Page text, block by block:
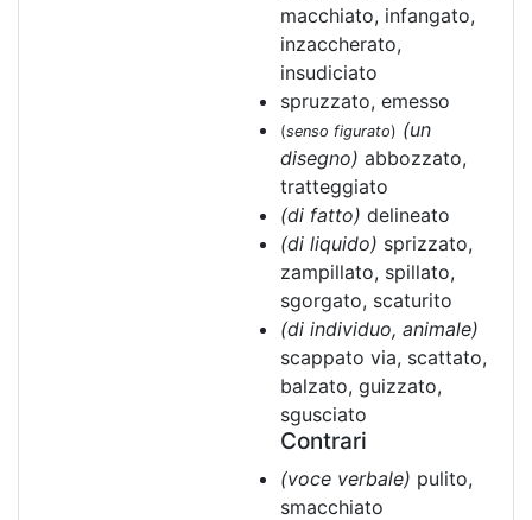
macchiato, infangato,
inzaccherato,
insudiciato
spruzzato, emesso
(senso figurato) (un
disegno) abbozzato,
tratteggiato
(di fatto) delineato
(di liquido) sprizzato,
zampillato, spillato,
sgorgato, scaturito
(di individuo, animale)
scappato via, scattato,
balzato, guizzato,
sgusciato
Contrari
(voce verbale) pulito,
smacchiato